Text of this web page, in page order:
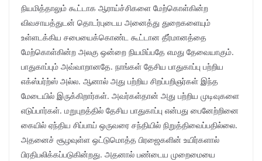
நியமித்தாலும் கூட்டாக ஆராய்ச்சிகளை மேற்கொள்கின்ற
விவசாயத்துடன் தொடர்புடைய அனைத்து துறைகளையும்
உள்ளடக்கிய சபையைக்கொண்ட கூட்டான தீர்மானத்தை
மேற்கொள்கின்ற அலகு ஒன்றை நியமிப்பதே எமது தேவையாகும்.
பாதுகாப்பும் அவ்வாறானதே. நாங்கள் தேசிய பாதுகாப்பு பற்றிய
எக்ஸ்பர்ற்ஸ் அல்ல. ஆனால் அது பற்றிய சிறப்பறிஞர்கள் இந்த
மேடையில் இருக்கிறார்கள். அவர்கள்தான் அது பற்றிய முடிவுகளை
எடுப்பார்கள். மறுபுறத்தில் தேசிய பாதுகாப்பு என்பது பைனேற்றினை
கையில் ஏந்திய சிப்பாய் ஒருவரை சந்தியில் நிறுத்திவைப்பதில்லை.
அதனைச் சூழவுள்ள ஒட்டுமொத்த பிரஜைகளின் உயிர்களால்
பிரதிபலிக்கப்படுகின்றது. அதனால் பண்டைய முறைமையை